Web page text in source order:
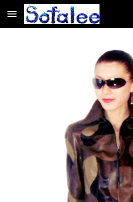
Skip to main content